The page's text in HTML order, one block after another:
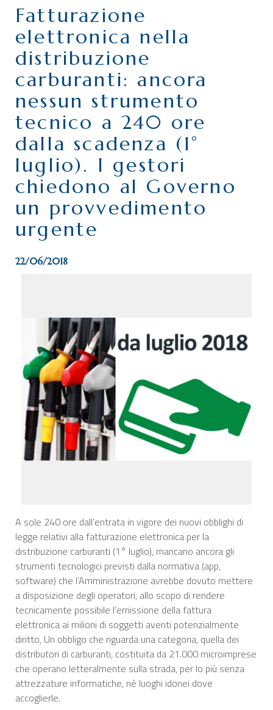
PERCHÉ ASSOCIARSI?
DOVE SIAMO
CONTATTI
Fatturazione
elettronica nella
distribuzione
carburanti: ancora
nessun strumento
tecnico a 240 ore
dalla scadenza (1°
luglio). I gestori
chiedono al Governo
un provvedimento
urgente
22/06/2018
A sole 240 ore dall’entrata in vigore dei nuovi obblighi di
legge relativi alla fatturazione elettronica per la
distribuzione carburanti (1° luglio), mancano ancora gli
strumenti tecnologici previsti dalla normativa (app,
software) che l’Amministrazione avrebbe dovuto mettere
a disposizione degli operatori, allo scopo di rendere
tecnicamente possibile l’emissione della fattura
elettronica ai milioni di soggetti aventi potenzialmente
diritto, Un obbligo che riguarda una categoria, quella dei
distributori di carburanti, costituita da 21.000 microimprese
che operano letteralmente sulla strada, per lo più senza
attrezzature informatiche, né luoghi idonei dove
accoglierle.